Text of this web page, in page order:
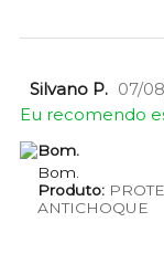
Silvano P. 07/
Eu recomendo
Bom.
Bom.
Produto:
ANTICHOQUE